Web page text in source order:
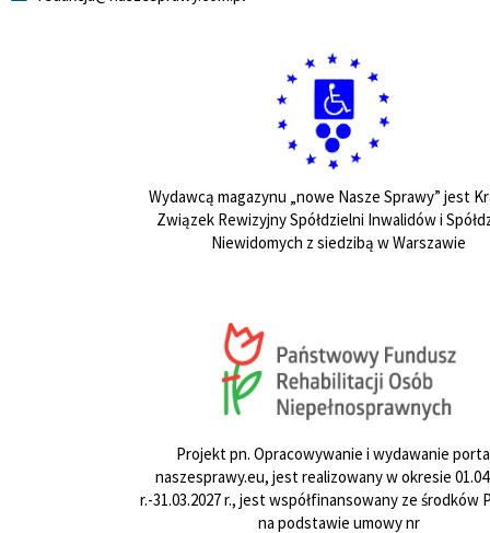
Wydawcą magazynu „nowe Nasze Sprawy” jest
Związek Rewizyjny Spółdzielni Inwalidów i
Niewidomych z siedzibą w Warszawie
Projekt pn. Opracowywanie i wydawanie
naszesprawy.eu, jest realizowany w okresie
r.-31.03.2027 r., jest współfinansowany ze środków
na podstawie umowy nr